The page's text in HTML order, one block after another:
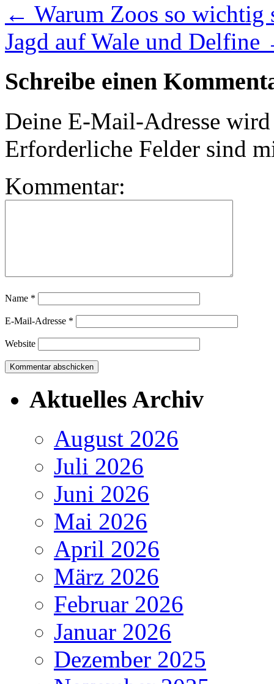
← Warum Zoos so
Jagd auf Wale und Delfine
Schreibe einen
Deine E-Mail-Adresse
Erforderliche Felder sind
Kommentar:
Name *
E-Mail-Adresse *
Website
Aktuelles Archiv
August 2026
Juli 2026
Juni 2026
Mai 2026
April 2026
März 2026
Februar 2026
Januar 2026
Dezember 2025